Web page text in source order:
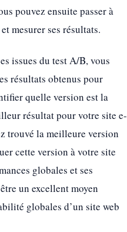
pouvez ensuite passer à
mesurer ses résultats.
issues du test A/B, vous
résultats obtenus pour
quelle version est la
résultat pour votre site e-
trouvé la meilleure version
cette version à votre site
globales et ses
un excellent moyen
globales d’un site web